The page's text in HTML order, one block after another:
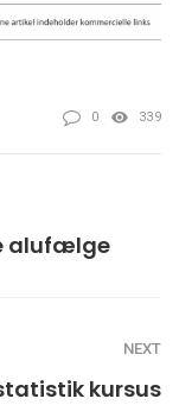
0 339
alufælge
NEXT
kursus